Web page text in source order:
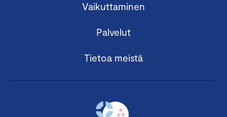
Vaikuttaminen
Palvelut
Tietoa meistä